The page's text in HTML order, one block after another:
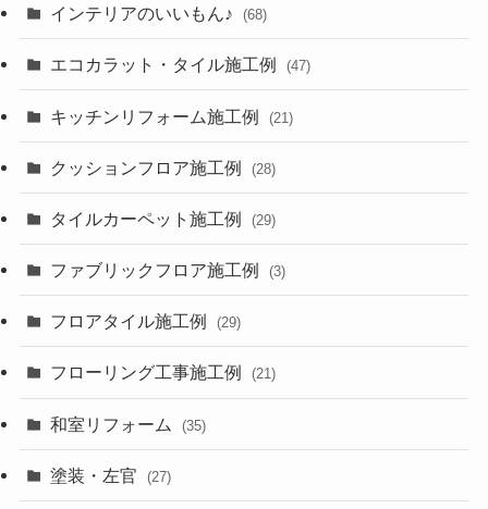
インテリアのいいもん♪ (68)
エコカラット・タイル施工例 (47)
キッチンリフォーム施工例 (21)
クッションフロア施工例 (28)
タイルカーペット施工例 (29)
ファブリックフロア施工例 (3)
フロアタイル施工例 (29)
フローリング工事施工例 (21)
和室リフォーム (35)
塗装・左官 (27)